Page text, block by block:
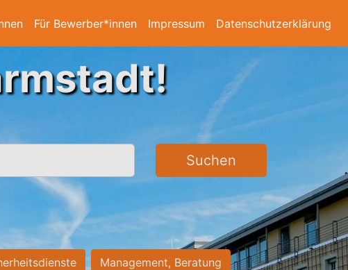
Für Bewerber*innen Impressum Datenschutzerklärung
Suchen
Management, Beratung